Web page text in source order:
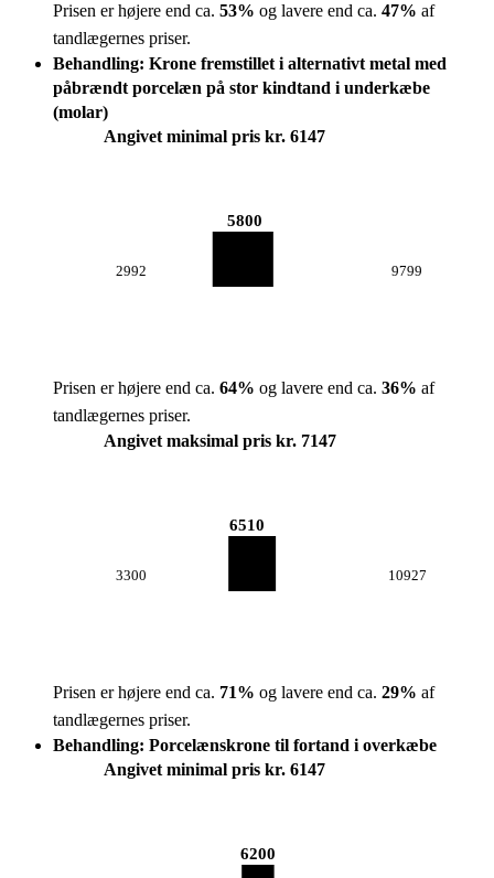
Prisen er højere end ca. 53% og lavere end ca. 47% af
tandlægernes priser.
Behandling: Krone fremstillet i alternativt metal med
påbrændt porcelæn på stor kindtand i underkæbe
(molar)
Angivet minimal pris kr. 6147
2992
5800
9799
Prisen er højere end ca. 64% og lavere end ca. 36% af
tandlægernes priser.
Angivet maksimal pris kr. 7147
3300
6510
10927
Prisen er højere end ca. 71% og lavere end ca. 29% af
tandlægernes priser.
Behandling: Porcelænskrone til fortand i overkæbe
Angivet minimal pris kr. 6147
6200